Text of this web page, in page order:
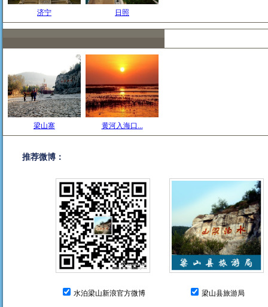
济宁 日照
梁山寨 黄河入海口...
推荐微博：
水泊梁山新浪官方微博 梁山县旅游局